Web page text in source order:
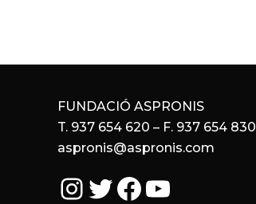
FUNDACIÓ ASPRONIS
T. 937 654 620 – F. 937 654 830
aspronis@aspronis.com
Instagram
Twitter
Facebook
YouTube